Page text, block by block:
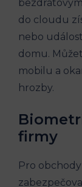
do cloudu
nebo
domu.
mobilu a
hrozby.
firmy
Pro